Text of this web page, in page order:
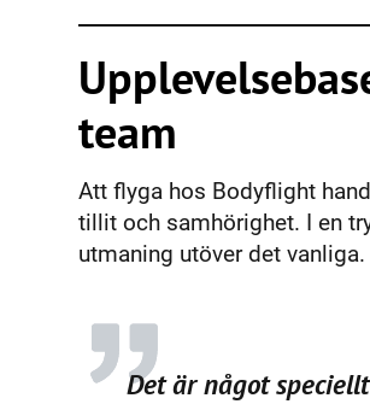
team
Att flyga hos Bodyflight
tillit och samhörighet. I en
utmaning utöver det vanliga.
Det är något speciellt som händer när man svävar fritt